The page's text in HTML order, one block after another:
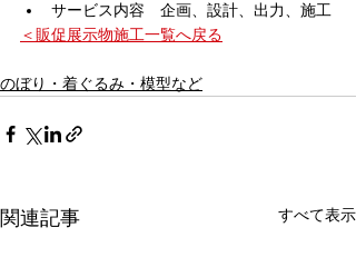
サービス内容　企画、設計、出力、施工
＜販促展示物施工一覧へ戻る
のぼり・着ぐるみ・模型など
関連記事 すべて表示